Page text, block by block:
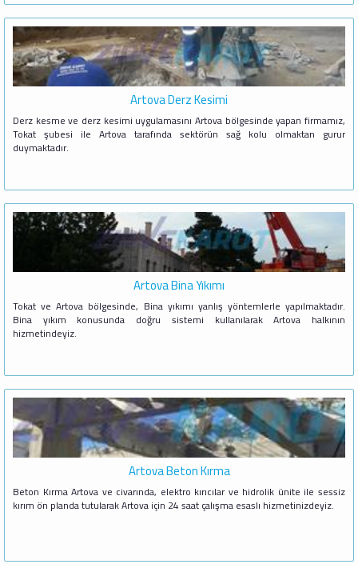
Artova Derz Kesimi
Derz kesme ve derz kesimi uygulamasını Artova bölgesinde yapan firmamız,
Tokat şubesi ile Artova tarafında sektörün sağ kolu olmaktan gurur
duymaktadır.
Artova Bina Yıkımı
Tokat ve Artova bölgesinde, Bina yıkımı yanlış yöntemlerle yapılmaktadır.
Bina yıkım konusunda doğru sistemi kullanılarak Artova halkının
hizmetindeyiz.
Artova Beton Kırma
Beton Kırma Artova ve civarında, elektro kırıcılar ve hidrolik ünite ile sessiz
kırım ön planda tutularak Artova için 24 saat çalışma esaslı hizmetinizdeyiz.